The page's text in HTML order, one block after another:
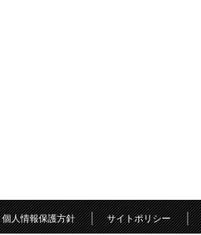
個人情報保護方針 サイトポリシー